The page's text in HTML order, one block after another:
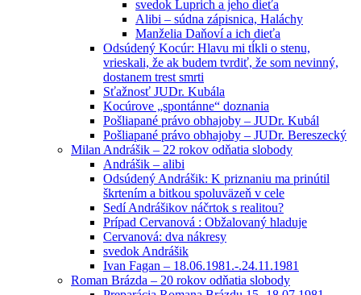
svedok Luprich a jeho dieťa
Alibi – súdna zápisnica, Haláchy
Manželia Daňoví a ich dieťa
Odsúdený Kocúr: Hlavu mi tĺkli o stenu,
vrieskali, že ak budem tvrdiť, že som nevinný,
dostanem trest smrti
Sťažnosť JUDr. Kubála
Kocúrove „spontánne“ doznania
Pošliapané právo obhajoby – JUDr. Kubál
Pošliapané právo obhajoby – JUDr. Bereszecký
Milan Andrášik – 22 rokov odňatia slobody
Andrášik – alibi
Odsúdený Andrášik: K priznaniu ma prinútil
škrtením a bitkou spoluväzeň v cele
Sedí Andrášikov náčrtok s realitou?
Prípad Cervanová : Obžalovaný hladuje
Cervanová: dva nákresy
svedok Andrášik
Ivan Fagan – 18.06.1981.-.24.11.1981
Roman Brázda – 20 rokov odňatia slobody